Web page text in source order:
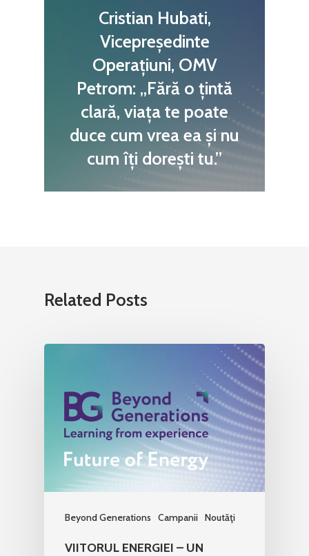
Cristian Hubati,
Vicepreședinte
Operațiuni, OMV
Petrom: „Fără o țintă
clară, viața te poate
duce cum vrea ea și nu
cum îți dorești tu.”
Related Posts
Beyond Generations Campanii Noutăţi
VIITORUL ENERGIEI – UN